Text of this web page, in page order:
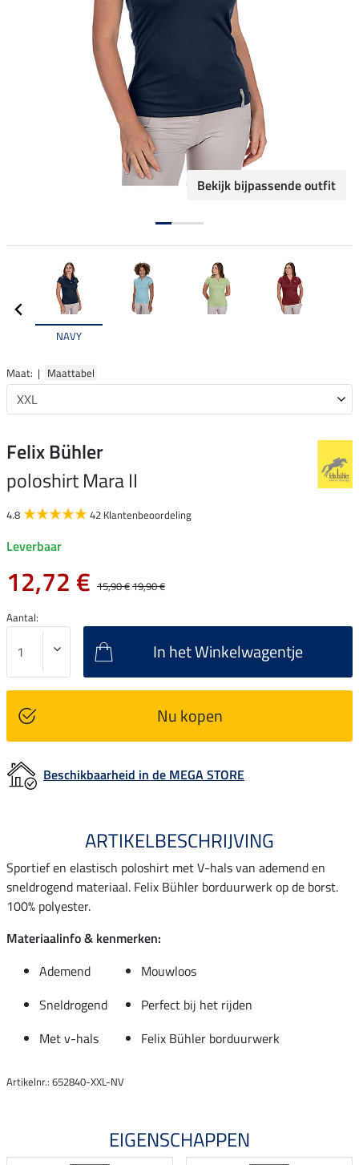
Bekijk bijpassende outfit
NAVY
Maat: | Maattabel
Felix Bühler
poloshirt Mara II
4.8 42 Klantenbeoordeling
Leverbaar
12,72 € 15,90 €19,90 €
Aantal:
In het Winkelwagentje
Nu kopen
Beschikbaarheid in de MEGA STORE
ARTIKELBESCHRIJVING
Sportief en elastisch poloshirt met V-hals van ademend en
sneldrogend materiaal. Felix Bühler borduurwerk op de borst.
100% polyester.
Materiaalinfo & kenmerken:
Ademend
Mouwloos
Sneldrogend
Perfect bij het rijden
Met v-hals
Felix Bühler borduurwerk
Artikelnr.: 652840-XXL-NV
EIGENSCHAPPEN